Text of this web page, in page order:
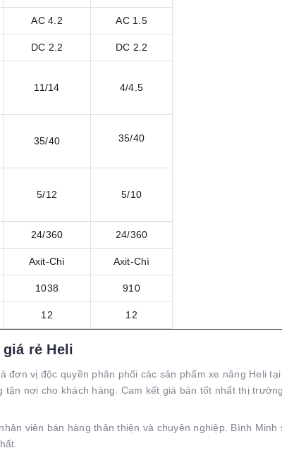
AC 4.2 AC 1.5
DC 2.2 DC 2.2
11/14 4/4.5
35/40 35/40
5/12 5/10
24/360 24/360
Axit-Chì Axit-Chì
1038 910
12 12
rẻ Heli
đơn vị độc quyền phân phối các sản phẩm xe nâng Heli
nơi cho khách hàng. Cam kết giá bán tốt nhất thị
viên bán hàng thân thiện và chuyên nghiệp. Bình Minh